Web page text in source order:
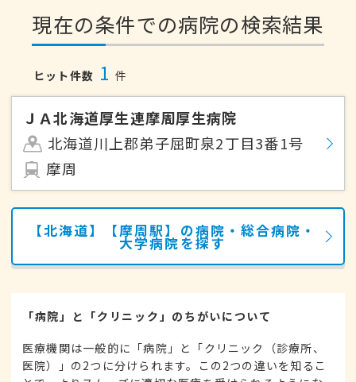
現在の条件での病院の検索結果
ヒット件数 1 件
ＪＡ北海道厚生連摩周厚生病院
北海道川上郡弟子屈町泉2丁目3番1号
摩周
【北海道】【摩周駅】の病院・総合病院・
大学病院を探す
「病院」と「クリニック」のちがいについて
医療機関は一般的に「病院」と「クリニック（診療所、
医院）」の2つに分けられます。この2つの違いを知るこ